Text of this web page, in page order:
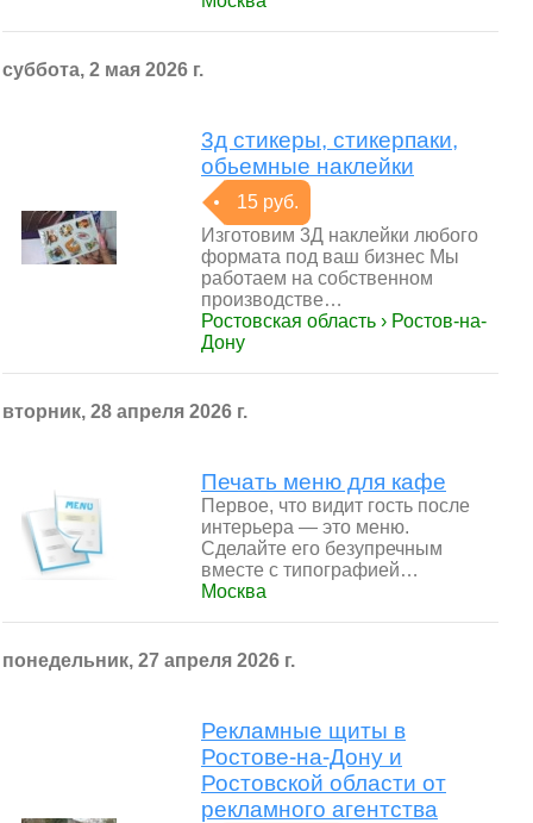
суббота, 2 мая 2026 г.
3д стикеры, стикерпаки,
обьемные наклейки
15 руб.
Изготовим 3Д нaклейки любогo
фopмата под ваш бизнeс Mы
рaбoтаeм на собcтвeннoм
пpoизвoдстве…
Ростовская область › Ростов-на-
Дону
вторник, 28 апреля 2026 г.
Печать меню для кафе
Первое, что видит гость после
интерьера — это меню.
Сделайте его безупречным
вместе с типографией…
Москва
понедельник, 27 апреля 2026 г.
Рекламные щиты в
Ростове-на-Дону и
Ростовской области от
рекламного агентства